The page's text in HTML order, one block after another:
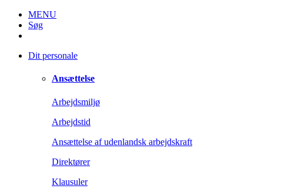
MENU
Søg
Dit personale
Ansættelse
Arbejdsmiljø
Arbejdstid
Ansættelse af udenlandsk arbejdskraft
Direktører
Klausuler